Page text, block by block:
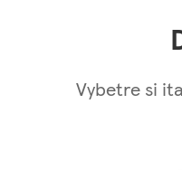
Vybetre si